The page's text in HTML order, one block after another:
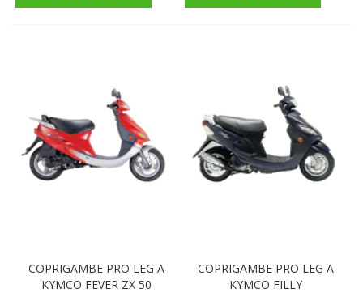
COPRIGAMBE PRO LEG A
KYMCO FEVER ZX 50
COPRIGAMBE PRO LEG A
KYMCO FILLY